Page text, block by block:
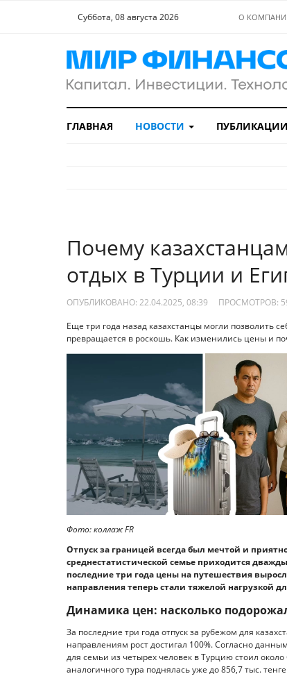
Суббота, 08 августа 2026 О
ГЛАВНАЯ НОВОСТИ ПУБЛИКАЦИИ
Почему
отдых в Турции и
ОПУБЛИКОВАНО: 22.04.2025, 08:39 ПРОСМОТРОВ:
Еще три года назад казахстанцы могли позволить
превращается в роскошь. Как изменились цены и
Фото: коллаж FR
Отпуск за границей всегда был мечтой и
среднестатистической семье приходится
последние три года цены на путешествия
направления теперь стали тяжелой нагрузкой
Динамика цен: насколько
За последние три года отпуск за рубежом для
направлениям рост достигал 100%. Согласно
для семьи из четырех человек в Турцию стоил
аналогичного тура поднялась уже до 856,7 тыс.